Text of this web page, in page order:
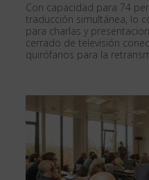
Con capacidad para 74
traducción simultánea, lo
para charlas y
cerrado de televisión
quirófanos para la